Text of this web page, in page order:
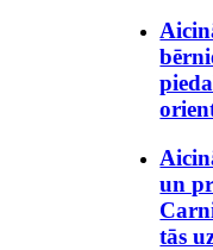
un
tās